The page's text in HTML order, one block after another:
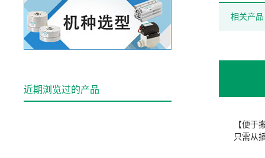
相关产品
【便于
只需从
近期浏览过的产品